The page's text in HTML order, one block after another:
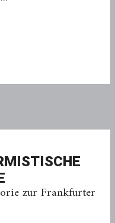
zur Frankfurter